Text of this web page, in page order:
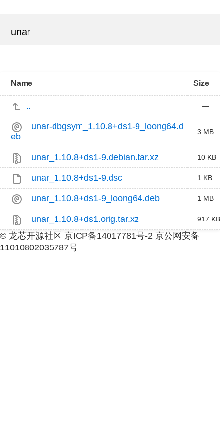
unar
Name Size
.. —
unar-dbgsym_1.10.8+ds1-9_loong64.d
eb
3 MB
unar_1.10.8+ds1-9.debian.tar.xz 10 KB
unar_1.10.8+ds1-9.dsc 1 KB
unar_1.10.8+ds1-9_loong64.deb 1 MB
unar_1.10.8+ds1.orig.tar.xz 917 KB
© 龙芯开源社区 京ICP备14017781号-2 京公网安备
11010802035787号